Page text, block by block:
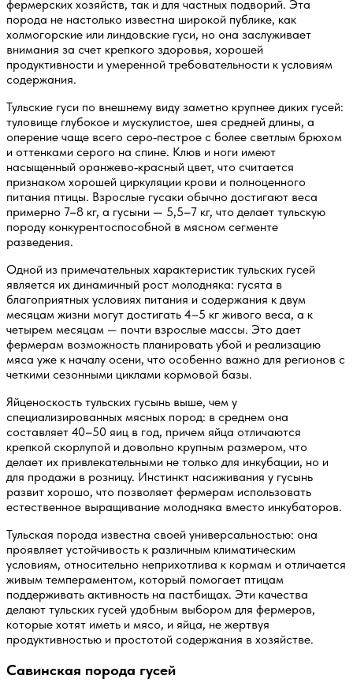
фермерских хозяйств, так и для частных подворий. Эта
порода не настолько известна широкой публике, как
холмогорские или линдовские гуси, но она заслуживает
внимания за счет крепкого здоровья, хорошей
продуктивности и умеренной требовательности к условиям
содержания.
Тульские гуси по внешнему виду заметно крупнее диких гусей:
туловище глубокое и мускулистое, шея средней длины, а
оперение чаще всего серо‑пестрое с более светлым брюхом
и оттенками серого на спине. Клюв и ноги имеют
насыщенный оранжево‑красный цвет, что считается
признаком хорошей циркуляции крови и полноценного
питания птицы. Взрослые гусаки обычно достигают веса
примерно 7–8 кг, а гусыни — 5,5–7 кг, что делает тульскую
породу конкурентоспособной в мясном сегменте
разведения.
Одной из примечательных характеристик тульских гусей
является их динамичный рост молодняка: гусята в
благоприятных условиях питания и содержания к двум
месяцам жизни могут достигать 4–5 кг живого веса, а к
четырем месяцам — почти взрослые массы. Это дает
фермерам возможность планировать убой и реализацию
мяса уже к началу осени, что особенно важно для регионов с
четкими сезонными циклами кормовой базы.
Яйценоскость тульских гусынь выше, чем у
специализированных мясных пород: в среднем она
составляет 40–50 яиц в год, причем яйца отличаются
крепкой скорлупой и довольно крупным размером, что
делает их привлекательными не только для инкубации, но и
для продажи в розницу. Инстинкт насиживания у гусынь
развит хорошо, что позволяет фермерам использовать
естественное выращивание молодняка вместо инкубаторов.
Тульская порода известна своей универсальностью: она
проявляет устойчивость к различным климатическим
условиям, относительно неприхотлива к кормам и отличается
живым темпераментом, который помогает птицам
поддерживать активность на пастбищах. Эти качества
делают тульских гусей удобным выбором для фермеров,
которые хотят иметь и мясо, и яйца, не жертвуя
продуктивностью и простотой содержания в хозяйстве.
Савинская порода гусей